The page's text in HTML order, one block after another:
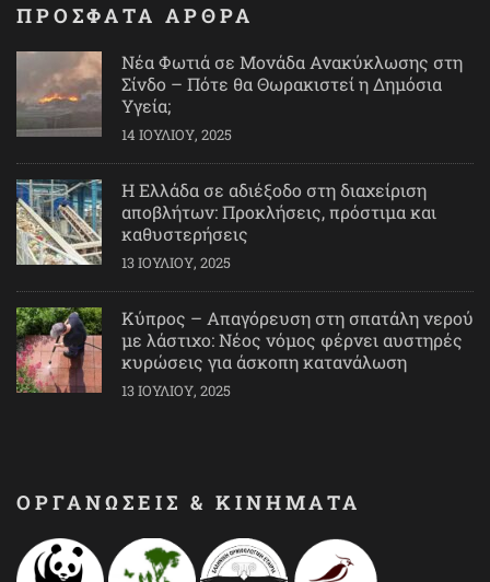
ΠΡΟΣΦΑΤΑ ΑΡΘΡΑ
Νέα Φωτιά σε Μονάδα Ανακύκλωσης στη
Σίνδο – Πότε θα Θωρακιστεί η Δημόσια
Υγεία;
14 ΙΟΥΛΊΟΥ, 2025
Η Ελλάδα σε αδιέξοδο στη διαχείριση
αποβλήτων: Προκλήσεις, πρόστιμα και
καθυστερήσεις
13 ΙΟΥΛΊΟΥ, 2025
Κύπρος – Απαγόρευση στη σπατάλη νερού
με λάστιχο: Νέος νόμος φέρνει αυστηρές
κυρώσεις για άσκοπη κατανάλωση
13 ΙΟΥΛΊΟΥ, 2025
ΟΡΓΑΝΩΣΕΙΣ & ΚΙΝΗΜΑΤΑ